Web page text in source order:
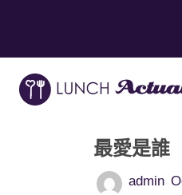
最愛是誰
admin